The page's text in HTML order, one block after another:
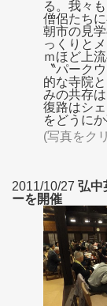
る。我々
僧侶たちに
朝市の見
っくりと
ｍほど上
〝パーク
的な寺院
みの共存
復路はシ
をどうに
(写真をク
2011/10/27 弘中
ーを開催